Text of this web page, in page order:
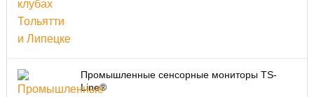
Промышленные сенсорные мониторы TS-
Line®